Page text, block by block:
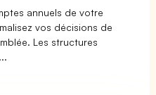
annuels de votre
vos décisions de
Les structures